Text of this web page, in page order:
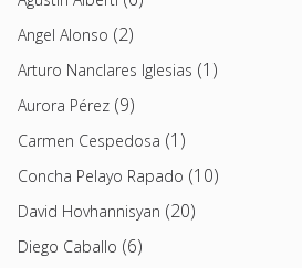
Angel Alonso (2)
Arturo Nanclares Iglesias (1)
Aurora Pérez (9)
Carmen Cespedosa (1)
Concha Pelayo Rapado (10)
David Hovhannisyan (20)
Diego Caballo (6)